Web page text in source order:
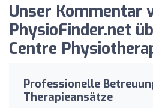
Unser Kommentar
PhysioFinder.net
Centre
Professionelle
Therapieansätze